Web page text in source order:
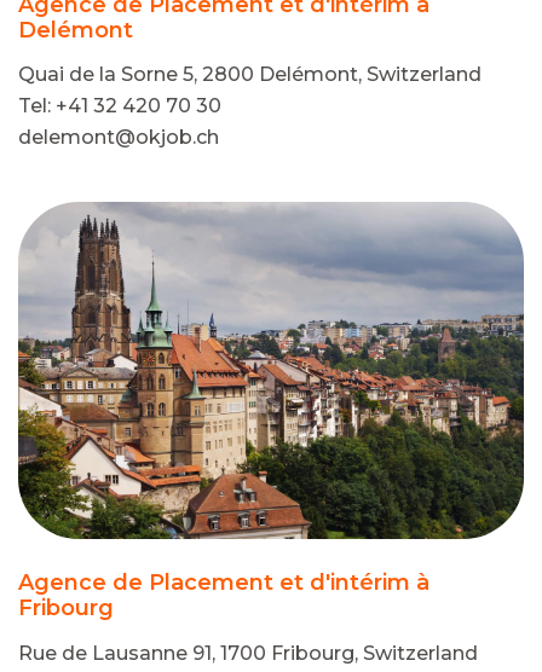
Delémont
Quai de la Sorne 5, 2800 Delémont, Switzerland
Tel: +41 32 420 70 30
delemont@okjob.ch
Agence de Placement et d'intérim à
Fribourg
Rue de Lausanne 91, 1700 Fribourg, Switzerland